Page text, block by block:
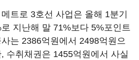
트로 3호선 사업은 올해 1분기
지난해 말 71%보다 5%포인트
는 2386억원에서 2498억원으
수취채권은 1455억원에서 사실